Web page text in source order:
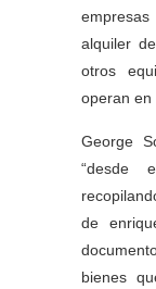
alquiler
otros
operan en
George
“desde
de
bienes